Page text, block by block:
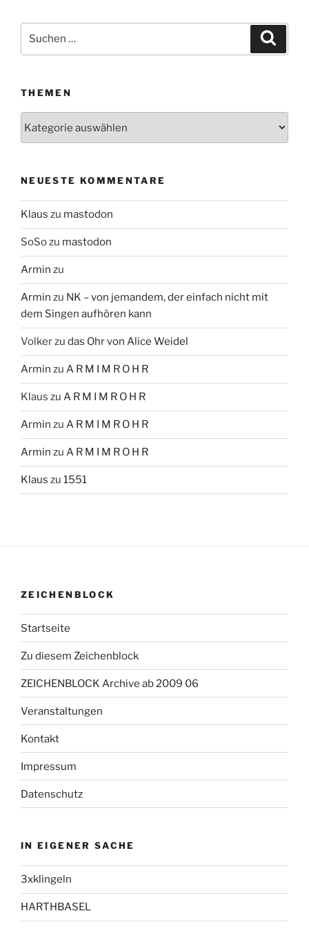
Suchen
THEMEN
NEUESTE KOMMENTARE
Klaus zu mastodon
SoSozu mastodon
Armin zu
Armin zu NK – von jemandem, der einfach nicht mit
dem Singen aufhören kann
Volkerzu das Ohr von Alice Weidel
Armin zu A R M I M R O H R
Klaus zu A R M I M R O H R
Armin zu A R M I M R O H R
Armin zu A R M I M R O H R
Klaus zu 1551
ZEICHENBLOCK
Startseite
Zu diesem Zeichenblock
ZEICHENBLOCK Archive ab 2009 06
Veranstaltungen
Kontakt
Impressum
Datenschutz
IN EIGENER SACHE
3xklingeln
HARTHBASEL